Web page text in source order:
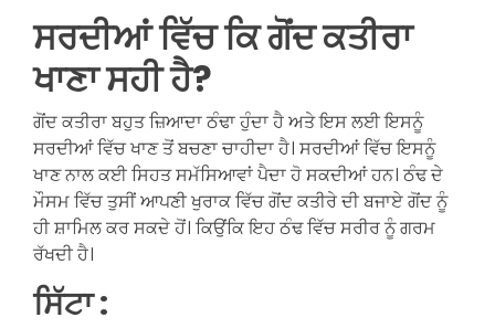
ਸਰਦੀਆਂ ਵਿੱਚ ਕਿ ਗੋਂਦ ਕਤੀਰਾ
ਖਾਣਾ ਸਹੀ ਹੈ?
ਗੋਂਦ ਕਤੀਰਾ ਬਹੁਤ ਜ਼ਿਆਦਾ ਠੰਢਾ ਹੁੰਦਾ ਹੈ ਅਤੇ ਇਸ ਲਈ ਇਸਨੂੰ
ਸਰਦੀਆਂ ਵਿੱਚ ਖਾਣ ਤੋਂ ਬਚਣਾ ਚਾਹੀਦਾ ਹੈ। ਸਰਦੀਆਂ ਵਿੱਚ ਇਸਨੂੰ
ਖਾਣ ਨਾਲ ਕਈ ਸਿਹਤ ਸਮੱਸਿਆਵਾਂ ਪੈਦਾ ਹੋ ਸਕਦੀਆਂ ਹਨ। ਠੰਢ ਦੇ
ਮੌਸਮ ਵਿੱਚ ਤੁਸੀਂ ਆਪਣੀ ਖੁਰਾਕ ਵਿੱਚ ਗੋਂਦ ਕਤੀਰੇ ਦੀ ਬਜਾਏ ਗੋਂਦ ਨੂੰ
ਹੀ ਸ਼ਾਮਿਲ ਕਰ ਸਕਦੇ ਹੋਂ। ਕਿਉਂਕਿ ਇਹ ਠੰਢ ਵਿੱਚ ਸਰੀਰ ਨੂੰ ਗਰਮ
ਰੱਖਦੀ ਹੈ।
ਸਿੱਟਾ :